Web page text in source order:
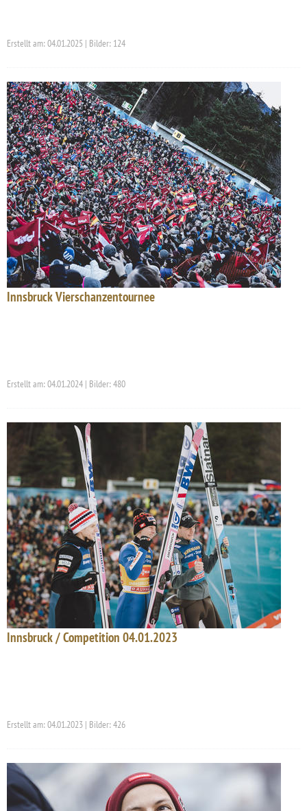
Erstellt am: 04.01.2025 | Bilder: 124
Innsbruck Vierschanzentournee
Erstellt am: 04.01.2024 | Bilder: 480
Innsbruck / Competition 04.01.2023
Erstellt am: 04.01.2023 | Bilder: 426